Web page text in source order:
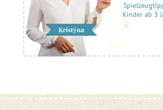
Kristýna
Kinder ab 3